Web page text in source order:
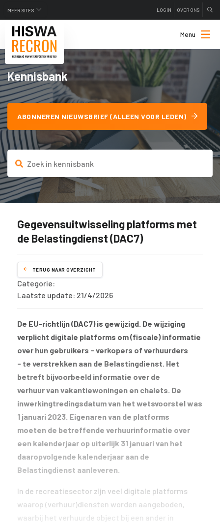
MEER SITES LOGIN OVER ONS
Menu
Kennisbank
ABONNEREN NIEUWSBRIEF (ALLEEN VOOR LEDEN)
Gegevensuitwisseling platforms met
de Belastingdienst (DAC7)
TERUG NAAR OVERZICHT
Categorie:
Laatste update: 21/4/2026
De EU-richtlijn (DAC7) is gewijzigd. De wijziging
verplicht digitale platforms om (fiscale) informatie
over hun gebruikers - verkopers of verhuurders
- te verstrekken aan de Belastingdienst. Het
betreft bijvoorbeeld informatie over de
verhuur van vakantiewoningen en chalets. De
inwerkingtredingsdatum van het wetsvoorstel was
1 januari 2023. Eigenaren van de platforms
moeten de betreffende verhuurinformatie over
een kalenderjaar op uiterlijk 31 januari van het
daaropvolgende kalenderjaar aan de
Belastingdienst aanleveren.
In de recreatiesector zijn veel digitale platforms
waarop (verhuur)diensten worden aangeboden,
waarbij het verhuurde object bij een ander in